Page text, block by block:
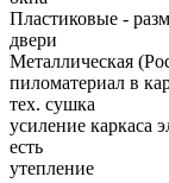
Пластиковые -
двери
Металлическая
пиломатериал в
тех. сушка
усиление каркаса
есть
утепление